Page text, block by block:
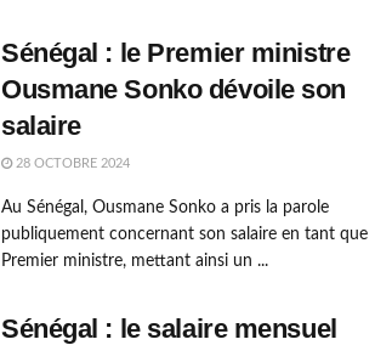
Sénégal : le Premier ministre
Ousmane Sonko dévoile son
salaire
28 OCTOBRE 2024
Au Sénégal, Ousmane Sonko a pris la parole
publiquement concernant son salaire en tant que
Premier ministre, mettant ainsi un ...
Sénégal : le salaire mensuel